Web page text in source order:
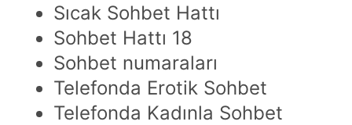
Sıcak Sohbet Hattı
Sohbet Hattı 18
Sohbet numaraları
Telefonda Erotik Sohbet
Telefonda Kadınla Sohbet